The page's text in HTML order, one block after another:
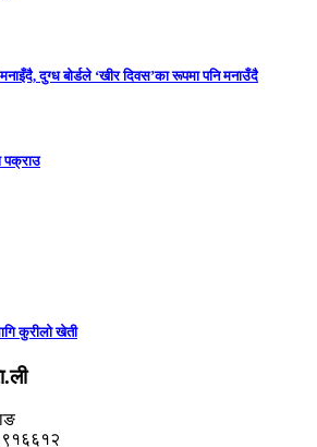
दुग्ध बोर्डले ‘खीर दिवस’का रूपमा पनि मनाउँदै
पक्राउ
कुरीलो खेती